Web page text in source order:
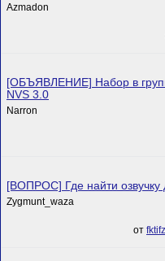
Azmadon
[ОБЪЯВЛЕНИЕ] Набор в
NVS 3.0
Narron
[ВОПРОС] Где найти озвучку
Zygmunt_waza
от